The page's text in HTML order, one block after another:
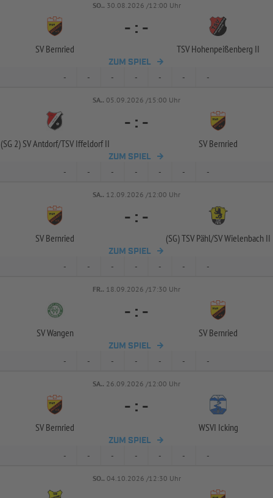
SO.. 30.08.2026 /12:00 Uhr
SV Bernried
- : -
TSV Hohenpeißenberg II
ZUM SPIEL
- - - - - - -
SA.. 05.09.2026 /15:00 Uhr
(SG 2) SV Antdorf/TSV Iffeldorf II
- : -
SV Bernried
ZUM SPIEL
- - - - - - -
SA.. 12.09.2026 /12:00 Uhr
SV Bernried
- : -
(SG) TSV Pähl/SV Wielenbach II
ZUM SPIEL
- - - - - - -
FR.. 18.09.2026 /17:30 Uhr
SV Wangen
- : -
SV Bernried
ZUM SPIEL
- - - - - - -
SA.. 26.09.2026 /12:00 Uhr
SV Bernried
- : -
WSVI Icking
ZUM SPIEL
- - - - - - -
SO.. 04.10.2026 /12:30 Uhr